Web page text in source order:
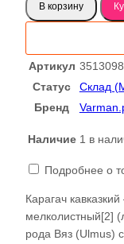
Карагач
слэб
В корзину
Артикул 3513098
Статус
Склад
Бренд
Наличие 1 в
Подробнее о
Карагач
мелколистный[2]
рода Вяз (Ulmus)